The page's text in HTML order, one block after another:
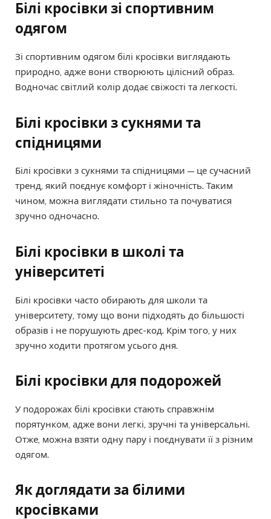
Білі кросівки зі спортивним
одягом
Зі спортивним одягом білі кросівки виглядають
природно, адже вони створюють цілісний образ.
Водночас світлий колір додає свіжості та легкості.
Білі кросівки з сукнями та
спідницями
Білі кросівки з сукнями та спідницями — це сучасний
тренд, який поєднує комфорт і жіночність. Таким
чином, можна виглядати стильно та почуватися
зручно одночасно.
Білі кросівки в школі та
університеті
Білі кросівки часто обирають для школи та
університету, тому що вони підходять до більшості
образів і не порушують дрес-код. Крім того, у них
зручно ходити протягом усього дня.
Білі кросівки для подорожей
У подорожах білі кросівки стають справжнім
порятунком, адже вони легкі, зручні та універсальні.
Отже, можна взяти одну пару і поєднувати її з різним
одягом.
Як доглядати за білими
кросівками